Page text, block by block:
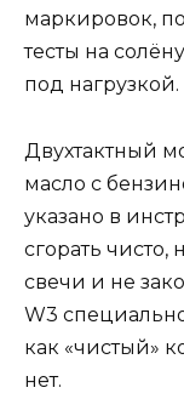
маркировок,
тесты на
под нагрузкой.
Двухтактный
масло с
указано в
сгорать чисто,
свечи и не
W3
как «чистый»
нет.